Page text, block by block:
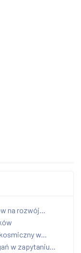
na rozwój...
w...
w zapytaniu...